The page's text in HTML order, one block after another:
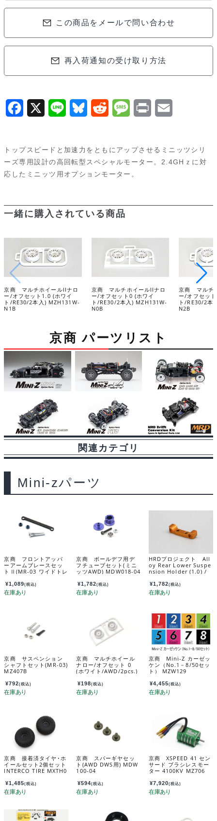
対
個
この商品をメールで問い合わせ
再入荷通知の受け取り方法
e
b
o
X
e
B
e
s
y
R
d
M
s
a
P
n i
トップスピードと加速力をともにアップさせるミニッツシリ
ーズ専用設計の高回転型スペシャルモーター。2.4GHｚに対
応したミニッツ用オプションモーター。
一緒に購入されている商品
京商 マルチホイールIIナロ
ー/オフセット1.0 (ホワイ
ト/RE30/2本入) MZH131W-
N1B
京商 マルチホイールIIナロ
ー/オフセット0 (ホワイ
ト/RE30/2本入) MZH131W-
N0B
京商 マルチ
ー/オフセッ
ト/RE30/2本
N2B
京商 パーツリスト
関連カテゴリ
Mini-zパーツ
京商 フロントアッパ
ーアームブレースセッ
トⅡ(MR-03 ワイドトレ
¥1,089(税込)
京商 ボールデフ用デ
フチューブセット(ミニ
ッツAWD) MDW018-04
¥1,782(税込)
HRDプロジェクト All
oy Rear Lower Suspe
nsion Holder (1.0) /
ルダー (1.0) MRD-OP
022-10
¥1,782(税込)
京商 サスペンション
シャフトセット(MR-03)
MZ407B
¥792(税込)
京商 マルチホイール
ナロー/オフセット 0
(ホワイト/AWD/2pcs.)
¥198(税込)
京商 Mini-Z カーゼッ
ケン（No.1－8/50セッ
ト） MZW129
¥4,455(税込)
京商 接着済タイヤ･ホ
イールセット2個セット
INTERCO TIRE MXTH0
¥1,485(税込)
京商 スパーギヤセッ
ト(AWD DWS用) MDW
100-04
¥594(税込)
京商 XSPEED 41 セン
サード ブラシレスモー
ター 4100KV MZ706
¥7,920(税込)